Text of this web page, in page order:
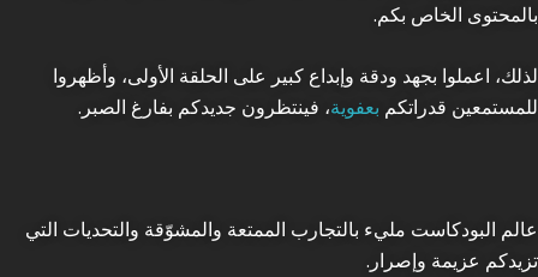
بالمحتوى الخاص بكم.
لذلك، اعملوا بجهد ودقة وإبداع كبير على الحلقة الأولى، وأظهروا
للمستمعين قدراتكم بعفوية، فينتظرون جديدكم بفارغ الصبر.
عالم البودكاست مليء بالتجارب الممتعة والمشوّقة والتحديات التي
تزيدكم عزيمة وإصرار.